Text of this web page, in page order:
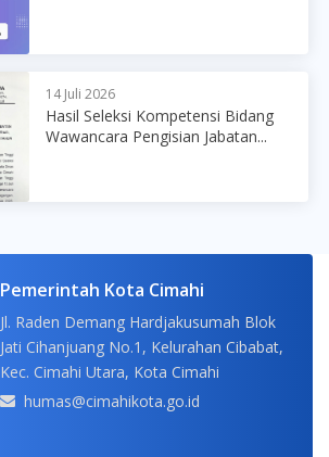
14 Juli 2026
Hasil Seleksi Kompetensi Bidang
Wawancara Pengisian Jabatan...
Pemerintah Kota Cimahi
Jl. Raden Demang Hardjakusumah Blok
Jati Cihanjuang No.1, Kelurahan Cibabat,
Kec. Cimahi Utara, Kota Cimahi
humas@cimahikota.go.id